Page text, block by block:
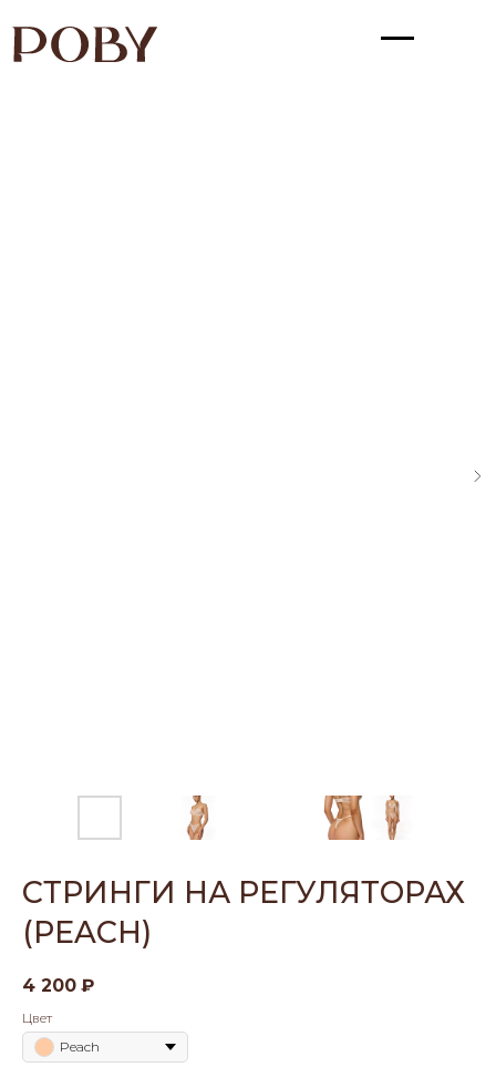
СТРИНГИ НА РЕГУЛЯТОРАХ
(PEACH)
4 200 ₽
Цвет
Peach